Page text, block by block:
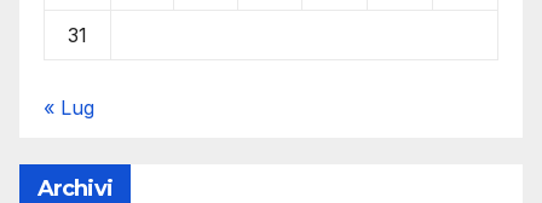
31
« Lug
Archivi